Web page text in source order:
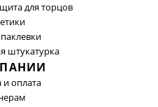
для торцов
штукатурка
и оплата